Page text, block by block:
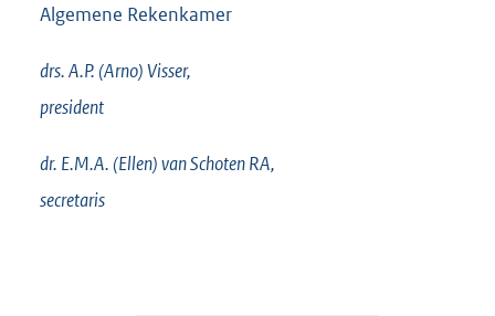
Algemene Rekenkamer
drs. A.P. (Arno)Visser,
president
dr. E.M.A. (Ellen) vanSchoten RA,
secretaris